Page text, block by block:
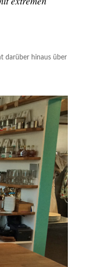
darüber hinaus über